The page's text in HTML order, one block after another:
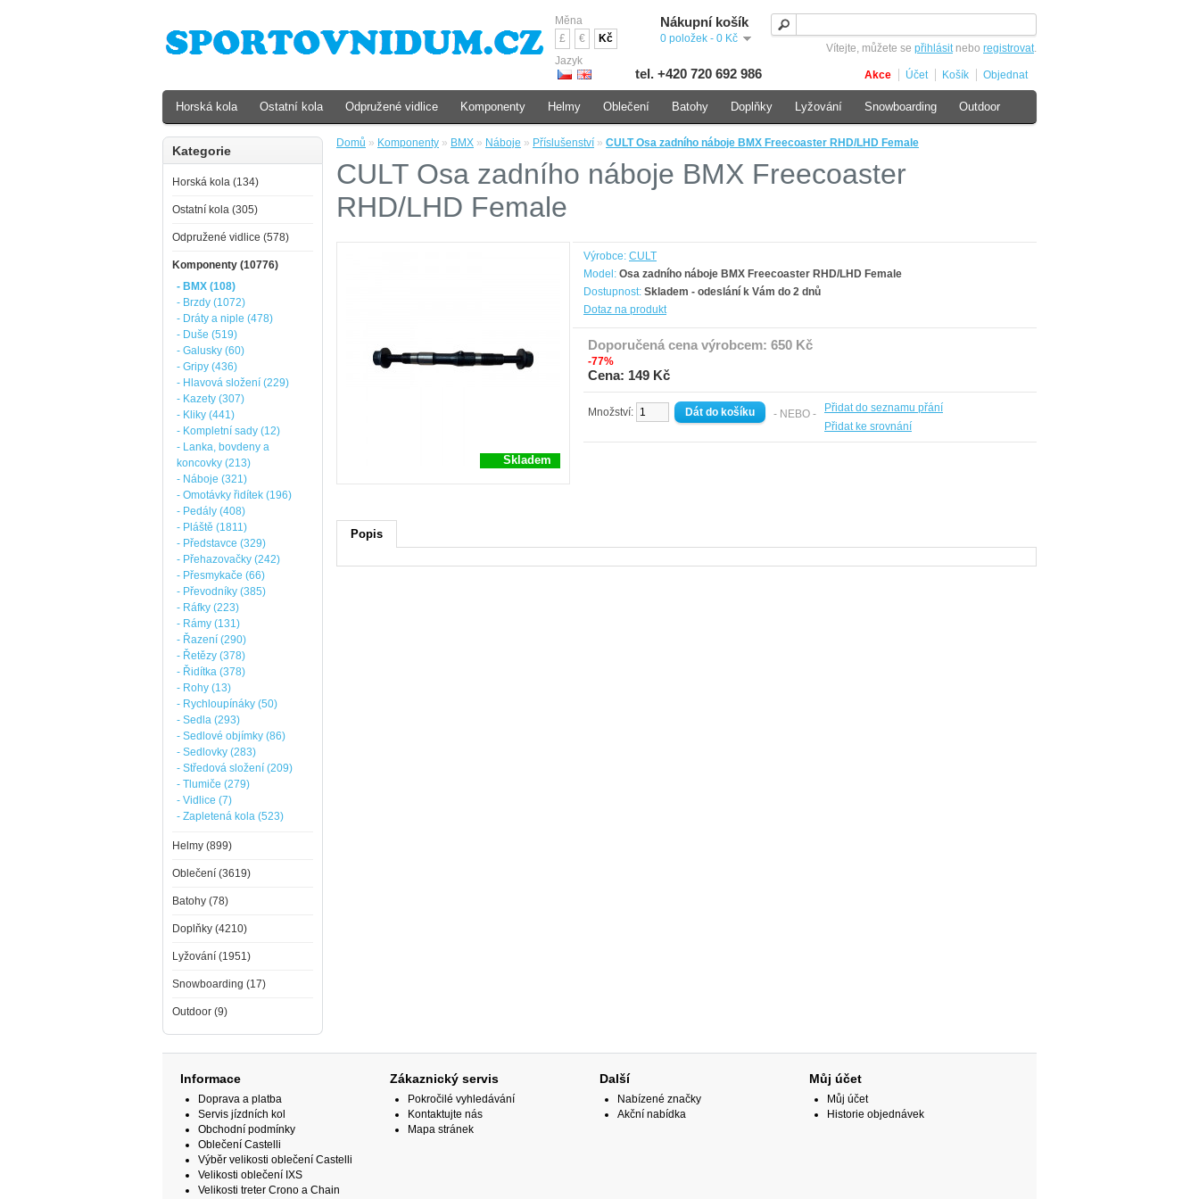
Jazyk
Měna
£
€ Kč
Nákupní košík
0 položek - 0 Kč
Vítejte, můžete se přihlásitnebo registrovat.
tel. +420 720 692 986 Akce Účet Košík Objednat
Domů » Komponenty » BMX » Náboje » Příslušenství » CULT Osa zadního náboje BMX Freecoaster RHD/LHD Female
CULT Osa zadního náboje BMX Freecoaster
RHD/LHD Female
Skladem
Výrobce: CULT
Model: Osa zadního náboje BMX Freecoaster RHD/LHD Female
Dostupnost: Skladem - odeslání k Vám do 2 dnů
Dotaz na produkt
Doporučená cena výrobcem: 650 Kč
-77%
Cena: 149 Kč
Množství: - NEBO -
Přidat do seznamu přání
Přidat ke srovnání
Popis
Kategorie
Horská kola (134)
Ostatní kola (305)
Odpružené vidlice (578)
Komponenty (10776)
- BMX (108)
- Brzdy (1072)
- Dráty a niple (478)
- Duše (519)
- Galusky (60)
- Gripy (436)
- Hlavová složení (229)
- Kazety (307)
- Kliky (441)
- Kompletní sady (12)
- Lanka, bovdeny a
koncovky (213)
- Náboje (321)
- Omotávky řidítek (196)
- Pedály (408)
- Pláště (1811)
- Představce (329)
- Přehazovačky (242)
- Přesmykače (66)
- Převodníky (385)
- Ráfky (223)
- Rámy (131)
- Řazení (290)
- Řetězy (378)
- Řidítka (378)
- Rohy (13)
- Rychloupínáky (50)
- Sedla (293)
- Sedlové objímky (86)
- Sedlovky (283)
- Středová složení (209)
- Tlumiče (279)
- Vidlice (7)
- Zapletená kola (523)
Helmy (899)
Oblečení (3619)
Batohy (78)
Doplňky (4210)
Lyžování (1951)
Snowboarding (17)
Outdoor (9)
Horská kola Ostatní kola Odpružené vidlice Komponenty Helmy Oblečení Batohy Doplňky Lyžování Snowboarding Outdoor
Informace
Doprava a platba
Servis jízdních kol
Obchodní podmínky
Oblečení Castelli
Výběr velikosti oblečení Castelli
Velikosti oblečení IXS
Velikosti treter Crono a Chain
Zákaznický servis
Pokročilé vyhledávání
Kontaktujte nás
Mapa stránek
Další
Nabízené značky
Akční nabídka
Můj účet
Můj účet
Historie objednávek